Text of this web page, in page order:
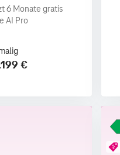
6 Monate gratis
AI Pro
€